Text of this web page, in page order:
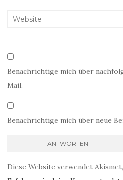
Benachrichtige mich über
Mail.
Benachrichtige mich über neue
Diese Website verwendet